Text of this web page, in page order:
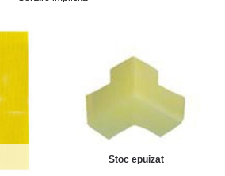
Stoc epuizat